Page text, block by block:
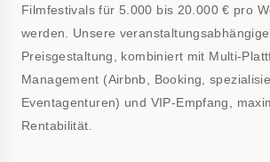
Filmfestivals für 5.000 bis 20.000 € pro
werden. Unsere
Preisgestaltung, kombiniert mit Multi-
Management (Airbnb, Booking,
Eventagenturen) und VIP-Empfang,
Rentabilität.